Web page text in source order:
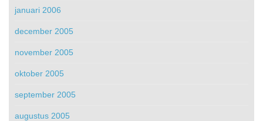
januari 2006
december 2005
november 2005
oktober 2005
september 2005
augustus 2005